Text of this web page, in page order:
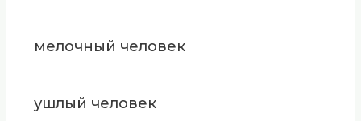
мелочный человек
ушлый человек